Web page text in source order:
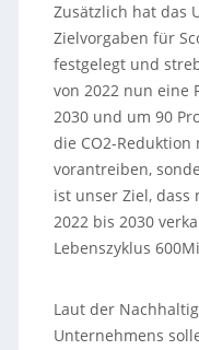
Zusätzlich hat das
Zielvorgaben für
festgelegt und
von 2022 nun eine
2030 und um 90
die CO2-
vorantreiben,
ist unser Ziel, dass
2022 bis 2030
Lebenszyklus
Laut der
Unternehmens